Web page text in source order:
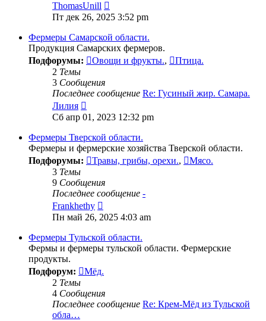
ThomasUnill
к
последнему
сообщению
Пт дек 26, 2025 3:52 pm
Фермеры Самарской области.
Продукция Самарских фермеров.
Подфорумы:
Овощи и фрукты.,
Птица.
2 Темы
3 Сообщения
Последнее сообщение Re: Гусиный жир. Самара.
Лилия
к
последнему
сообщению
Сб апр 01, 2023 12:32 pm
Фермеры Тверской области.
Фермеры и фермерские хозяйства Тверской области.
Подфорумы:
Травы, грибы, орехи.,
Мясо.
3 Темы
9 Сообщения
Последнее сообщение -
Frankhethy
к
сообщению
Пн май 26, 2025 4:03 am
Фермеры Тульской области.
Фермы и фермеры тульской области. Фермерские
продукты.
Подфорум:
Мёд.
2 Темы
4 Сообщения
Последнее сообщение Re: Крем-Мёд из Тульской
обла…